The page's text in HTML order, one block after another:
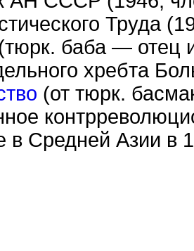
Труда
баба — отец
хребта
(от тюрк.
в Средней Азии в